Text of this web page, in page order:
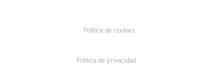
Política de cookies
Política de privacidad